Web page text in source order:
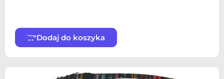
Dodaj do koszyka